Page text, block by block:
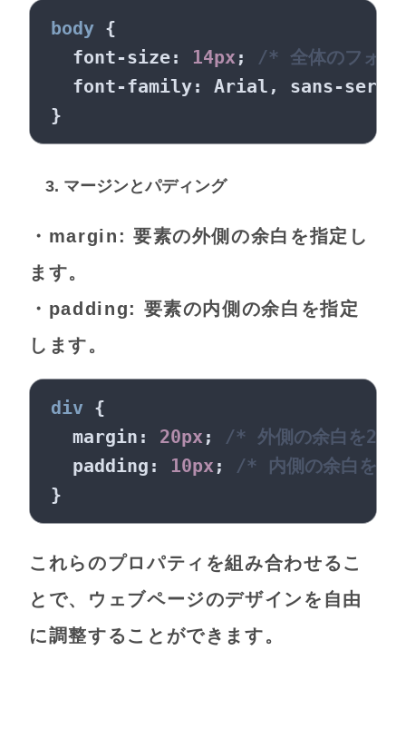
body {
font-size: 14px ; /* 全体のフォン
font-family: Arial, sans-
3. マージンとパディング
・margin: 要素の外側の余白を指定し
ます。
・padding: 要素の内側の余白を指定
します。
div {
margin : 20px ; /* 外側の余白を
padding : 10px ; /* 内側の余白を
これらのプロパティを組み合わせるこ
とで、ウェブページのデザインを自由
に調整することができます。